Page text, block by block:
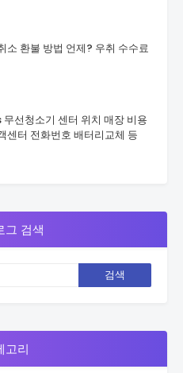
소 환불 방법 언제? 우취 수수료
선청소기 센터 위치 매장 비용
센터 전화번호 배터리교체 등
그 검색
고리